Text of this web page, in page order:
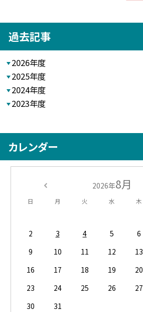
過去記事
2026年度
2025年度
2024年度
2023年度
カレンダー
2026年8月
日 月 火 水 木
2
3 4 5 6
9
10 11 12 13
16
17 18 19 20
23
24 25 26 27
30
31